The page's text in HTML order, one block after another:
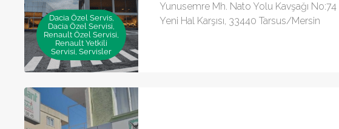
Dacia Özel Servis,
Dacia Özel Servisi,
Renault Özel Servisi,
Renault Yetkili
Servisi, Servisler
Yunusemre Mh. Nato Yolu Kavşağı No:74
Yeni Hal Karşısı, 33440 Tarsus/Mersin